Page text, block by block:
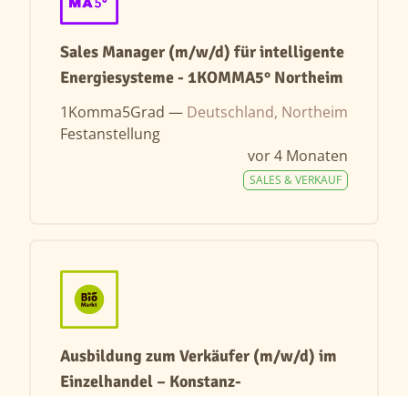
Sales Manager (m/w/d) für intelligente
Energiesysteme - 1KOMMA5° Northeim
1Komma5Grad — Deutschland, Northeim
Festanstellung
vor 4 Monaten
SALES & VERKAUF
Ausbildung zum Verkäufer (m/w/d) im
Einzelhandel – Konstanz-